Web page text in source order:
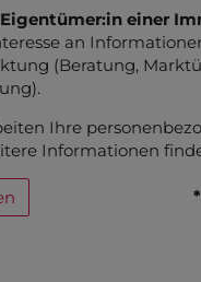
Eigentümer:in einer
an
(Beratung,
Ihre
Informationen